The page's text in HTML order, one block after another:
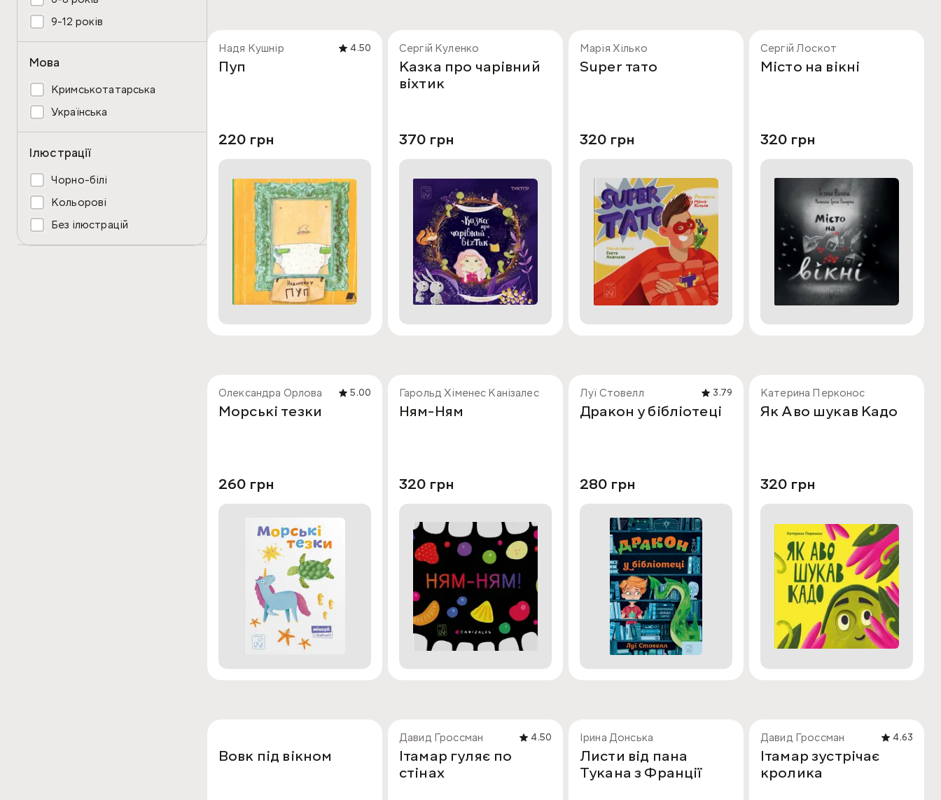
9-12 років
Мова
Кримськотатарська
Українська
Ілюстрації
Чорно-білі
Кольорові
Без ілюстрацій
Надя Кушнір 4.50
Пуп
220 грн
Сергій Куленко
Казка про чарівний
віхтик
370 грн
Марія Хілько
Super тато
320 грн
Сергій Лоскот
Місто на вікні
320 грн
Олександра Орлова 5.00
Морські тезки
260 грн
Гарольд Хіменес Канізалес
Ням-Ням
320 грн
Луї Стовелл 3.79
Дракон у бібліотеці
280 грн
Катерина Перконос
Як Аво шукав Кадо
320 грн
Вовк під вікном
Давид Гроссман 4.50
Ітамар гуляє по
стінах
Ірина Донська
Листи від пана
Тукана з Франції
Давид Гроссман 4.63
Ітамар зустрічає
кролика